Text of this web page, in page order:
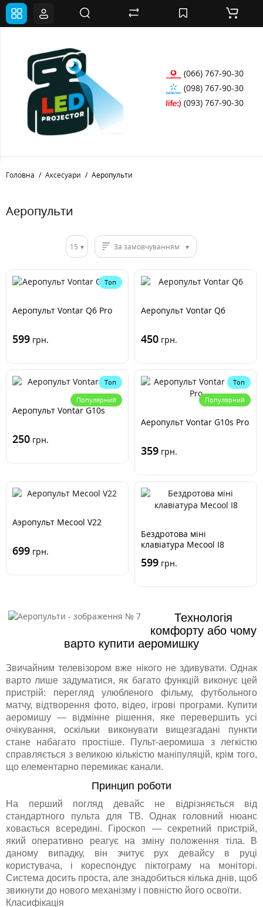
(066) 767-90-30
(098) 767-90-30
(093) 767-90-30
Головна Аксесуари Аеропульти
Аеропульти
15 За замовчуванням
Топ
Аеропульт Vontar Q6 Pro
599 грн.
Аеропульт Vontar Q6
450 грн.
Топ
Популярний
Аеропульт Vontar G10s
250 грн.
Топ
Популярний
Аеропульт Vontar G10s Pro
359 грн.
Аэропульт Mecool V22
699 грн.
Бездротова міні
клавіатура Mecool I8
599 грн.
Технологія
комфорту або чому
варто купити аеромишку
Звичайним телевізором вже нікого не здивувати. Однак
варто лише задуматися, як багато функцій виконує цей
пристрій: перегляд улюбленого фільму, футбольного
матчу, відтворення фото, відео, ігрові програми. Купити
аеромишу — відмінне рішення, яке перевершить усі
очікування, оскільки виконувати вищезгадані пункти
стане набагато простіше. Пульт-аеромиша з легкістю
справляється з великою кількістю маніпуляцій, крім того,
що елементарно перемикає канали.
Принцип роботи
На перший погляд девайс не відрізняється від
стандартного пульта для ТВ. Однак головний нюанс
ховається всередині. Гіроскоп — секретний пристрій,
який оперативно реагує на зміну положення тіла. В
даному випадку, він зчитує рух девайсу в руці
користувача, і кореспондує піктограму на моніторі.
Система досить проста, але знадобиться кілька днів, щоб
звикнути до нового механізму і повністю його освоїти.
Класифікація